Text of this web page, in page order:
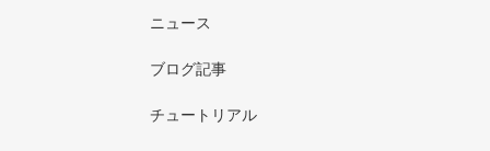
ニュース
ブログ記事
チュートリアル